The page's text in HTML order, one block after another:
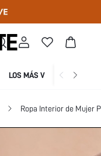
LOS MÁS VENDIDOS
Ropa Interior de Mujer